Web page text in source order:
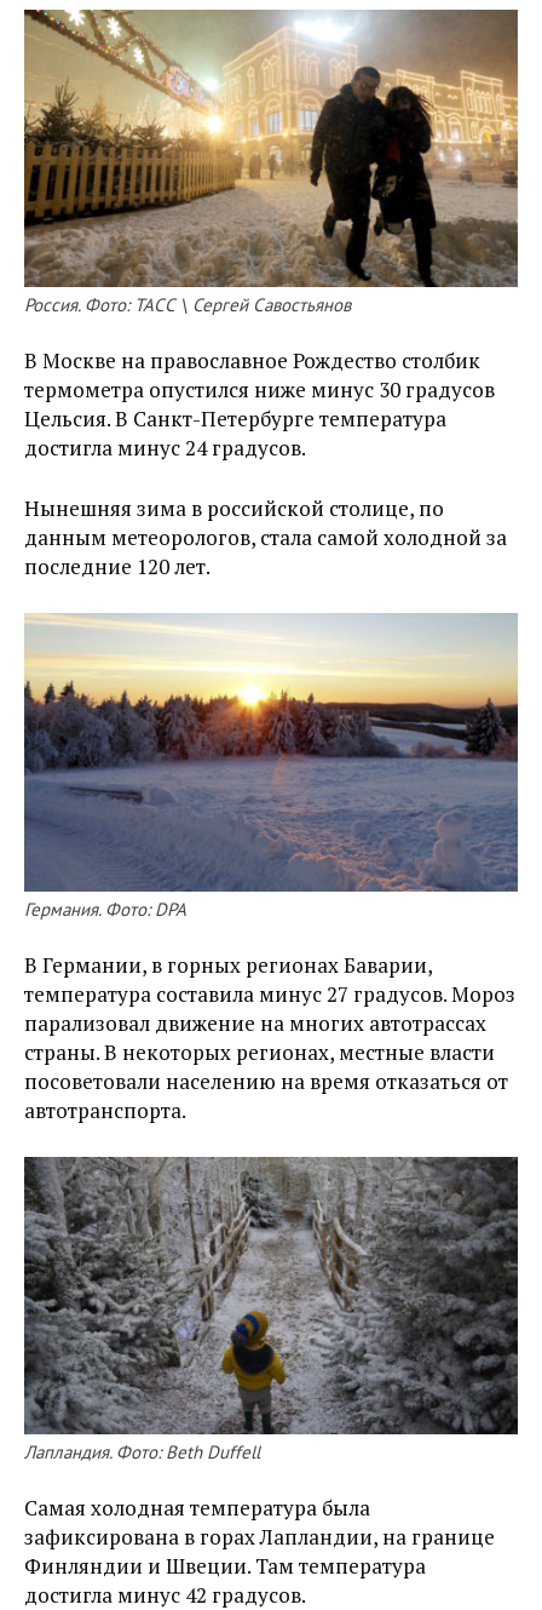
Россия. Фото: ТАСС \ Сергей Савостьянов
В Москве на православное Рождество столбик
термометра опустился ниже минус 30 градусов
Цельсия. В Санкт-Петербурге температура
достигла минус 24 градусов.
Нынешняя зима в российской столице, по
данным метеорологов, стала самой холодной за
последние 120 лет.
Германия. Фото: DPA
В Германии, в горных регионах Баварии,
температура составила минус 27 градусов. Мороз
парализовал движение на многих автотрассах
страны. В некоторых регионах, местные власти
посоветовали населению на время отказаться от
автотранспорта.
Лапландия. Фото: Beth Duffell
Самая холодная температура была
зафиксирована в горах Лапландии, на границе
Финляндии и Швеции. Там температура
достигла минус 42 градусов.